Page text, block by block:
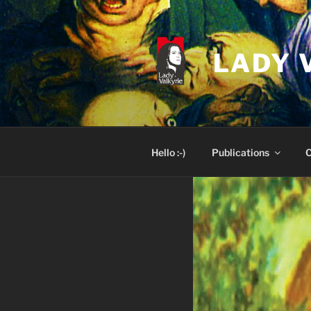
Skip
to
content
LADY
Hello :-) Publications